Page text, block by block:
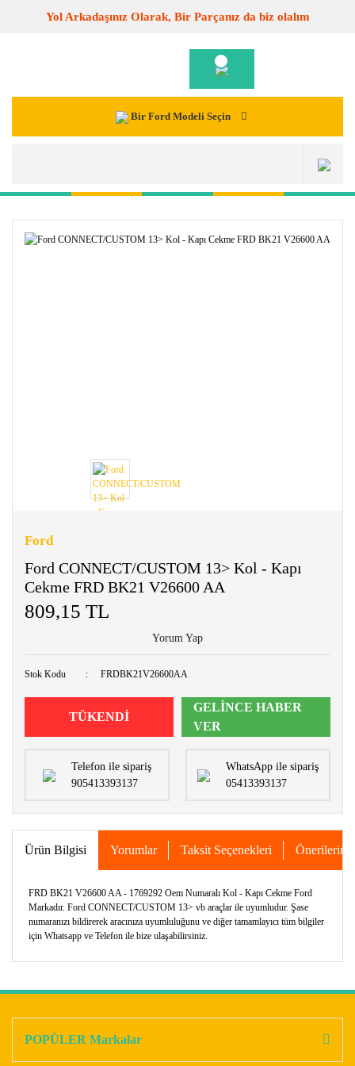
Yol Arkadaşınız Olarak, Bir Parçanız da biz olalım
Bir Ford Modeli Seçin
Ford
Ford CONNECT/CUSTOM 13> Kol - Kapı
Cekme FRD BK21 V26600 AA
809,15 TL
Yorum Yap
Stok Kodu FRDBK21V26600AA
TÜKENDİ
GELİNCE HABER
VER
Telefon ile sipariş
905413393137
WhatsApp ile sipariş
05413393137
Ürün Bilgisi Yorumlar Taksit Seçenekleri Önerileriniz
FRD BK21 V26600 AA - 1769292 Oem Numaralı Kol - Kapı Cekme Ford
Markadır. Ford CONNECT/CUSTOM 13> vb araçlar ile uyumludur. Şase
numaranızı bildirerek aracınıza uyumluluğunu ve diğer tamamlayıcı tüm bilgiler
için Whatsapp ve Telefon ile bize ulaşabilirsiniz.
POPÜLER Markalar